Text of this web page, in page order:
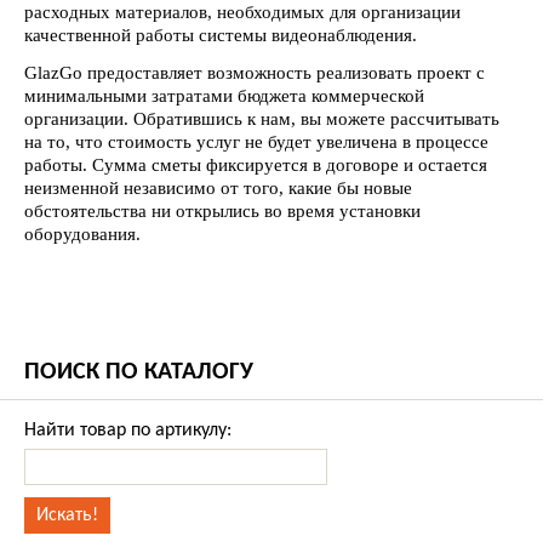
расходных материалов, необходимых для организации
качественной работы системы видеонаблюдения.
GlazGo предоставляет возможность реализовать проект с
минимальными затратами бюджета коммерческой
организации. Обратившись к нам, вы можете рассчитывать
на то, что стоимость услуг не будет увеличена в процессе
работы. Сумма сметы фиксируется в договоре и остается
неизменной независимо от того, какие бы новые
обстоятельства ни открылись во время установки
оборудования.
ПОИСК ПО КАТАЛОГУ
Найти товар по артикулу: